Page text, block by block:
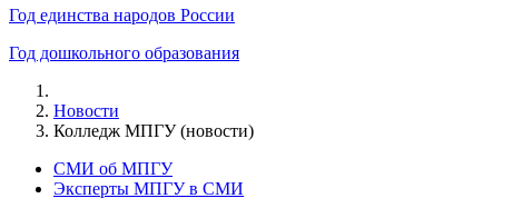
Год единства народов России
Год дошкольного образования
Новости
Колледж МПГУ (новости)
СМИ об МПГУ
Эксперты МПГУ в СМИ